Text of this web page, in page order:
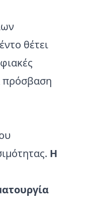
θέτει
πρόσβαση
Η